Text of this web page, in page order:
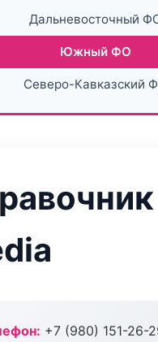
Дальневосточный
Южный ФО
Северо-Кавказский
+7 (980) 151-26-